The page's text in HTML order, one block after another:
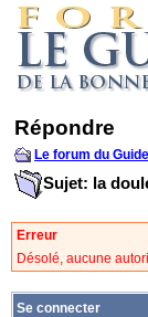
Répondre
Le forum du
Sujet: la
Erreur
Désolé, aucune
Se connecter